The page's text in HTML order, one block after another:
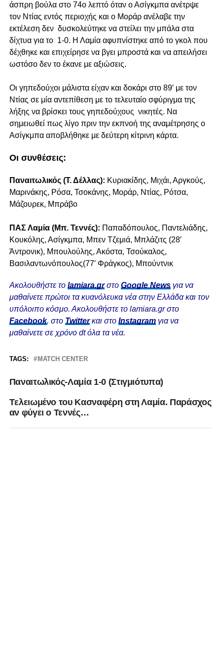
άσπρη βούλα στο 74ο λεπτό όταν ο Ασίγκμπα ανέτρψε
τον Ντίας εντός περιοχής και ο Μοράρ ανέλαβε την
εκτέλεση δεν δυσκολεύτηκε να στείλει την μπάλα στα
δίχτυα για το 1-0. Η Λαμία αφυπνίστηκε από το γκολ που
δέχθηκε και επιχείρησε να βγει μπροστά και να απειλήσει
ωστόσο δεν το έκανε με αξιώσεις.
Οι γηπεδούχοι μάλιστα είχαν και δοκάρι στο 89′ με τον
Ντίας σε μία αντεπίθεση με το τελευταίο σφύριγμα της
λήξης να βρίσκει τους γηπεδούχους νικητές. Να
σημειωθεί πως λίγο πριν την εκπνοή της αναμέτρησης ο
Ασίγκμπα αποβλήθηκε με δεύτερη κίτρινη κάρτα.
Oι συνθέσεις:
Παναιτωλικός (Τ. Δέλλας): Κυριακίδης, Μιχάι, Αργκούς,
Μαρινάκης, Ρόσα, Τσοκάνης, Μοράρ, Ντίας, Ρότσα,
Μάζουρεκ, Μπράβο
ΠΑΣ Λαμία (Μπ. Τεννές): Παπαδόπουλος, Παντελιάδης,
Κουκόλης, Ασίγκμπα, Μπεν Τζεμιά, Μπλάζιτς (28′
Άντρονικ), Μπουλούλης, Ακόστα, Τσούκαλος,
Βασιλαντωνόπουλος(77′ Φράγκος), Μπούντνικ
Ακολουθήστε το lamiara.grστο Google Newsγια να
μαθαίνετε πρώτοι τα κυανόλευκα νέα στην Ελλάδα και τον
υπόλοιπο κόσμο. Ακολουθήστε το lamiara.gr στο
Facebook, στο Twitterκαι στο Instagram για να
μαθαίνετε σε χρόνο dt όλα τα νέα.
TAGS: MATCH CENTER
Παναιτωλικός-Λαμία 1-0 (Στιγμιότυπα)
Tελειωμένο του Κασναφέρη στη Λαμία. Παράσχος
αν φύγει ο Τεννές…